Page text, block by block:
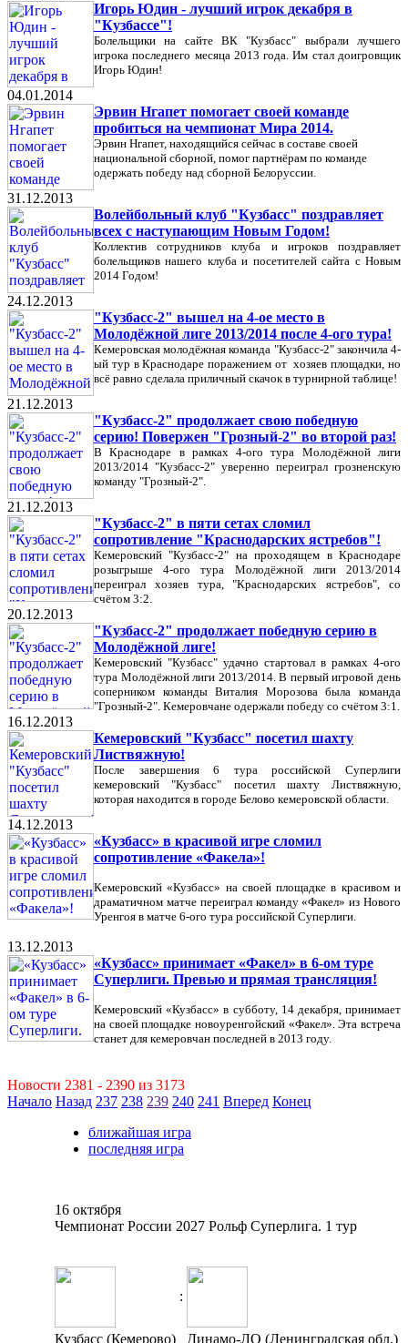
Игорь Юдин - лучший игрок декабря в
"Кузбассе"!
Болельщики на сайте ВК "Кузбасс" выбрали лучшего
игрока последнего месяца 2013 года. Им стал доигровщик
Игорь Юдин!
04.01.2014
Эрвин Нгапет помогает своей команде
пробиться на чемпионат Мира 2014.
Эрвин Нгапет, находящийся сейчас в составе своей
национальной сборной, помог партнёрам по команде
одержать победу над сборной Белоруссии.
31.12.2013
Волейбольный клуб "Кузбасс" поздравляет
всех с наступающим Новым Годом!
Коллектив сотрудников клуба и игроков поздравляет
болельщиков нашего клуба и посетителей сайта с Новым
2014 Годом!
24.12.2013
"Кузбасс-2" вышел на 4-ое место в
Молодёжной лиге 2013/2014 после 4-ого тура!
Кемеровская молодёжная команда "Кузбасс-2" закончила 4-
ый тур в Краснодаре поражением от хозяев площадки, но
всё равно сделала приличный скачок в турнирной таблице!
21.12.2013
"Кузбасс-2" продолжает свою победную
серию! Повержен "Грозный-2" во второй раз!
В Краснодаре в рамках 4-ого тура Молодёжной лиги
2013/2014 "Кузбасс-2" уверенно переиграл грозненскую
команду "Грозный-2".
21.12.2013
"Кузбасс-2" в пяти сетах сломил
сопротивление "Краснодарских ястребов"!
Кемеровский "Кузбасс-2" на проходящем в Краснодаре
розыгрыше 4-ого тура Молодёжной лиги 2013/2014
переиграл хозяев тура, "Краснодарских ястребов", со
счётом 3:2.
20.12.2013
"Кузбасс-2" продолжает победную серию в
Молодёжной лиге!
Кемеровский "Кузбасс" удачно стартовал в рамках 4-ого
тура Молодёжной лиги 2013/2014. В первый игровой день
соперником команды Виталия Морозова была команда
"Грозный-2". Кемеровчане одержали победу со счётом 3:1.
16.12.2013
Кемеровский "Кузбасс" посетил шахту
Листвяжную!
После завершения 6 тура российской Суперлиги
кемеровский "Кузбасс" посетил шахту Листвяжную,
которая находится в городе Белово кемеровской области.
14.12.2013
«Кузбасс» в красивой игре сломил
сопротивление «Факела»!
Кемеровский «Кузбасс» на своей площадке в красивом и
драматичном матче переиграл команду «Факел» из Нового
Уренгоя в матче 6-ого тура российской Суперлиги.
13.12.2013
«Кузбасс» принимает «Факел» в 6-ом туре
Суперлиги. Превью и прямая трансляция!
Кемеровский «Кузбасс» в субботу, 14 декабря, принимает
на своей площадке новоуренгойский «Факел». Эта встреча
станет для кемеровчан последней в 2013 году.
Новости 2381 - 2390 из 3173
Начало Назад 237 238 239 240 241 Вперед Конец
ближайшая игра
последняя игра
16 октября
Чемпионат России 2027 Рольф Суперлига. 1 тур
:
Кузбасс (Кемерово) Динамо-ЛО (Ленинградская обл.)